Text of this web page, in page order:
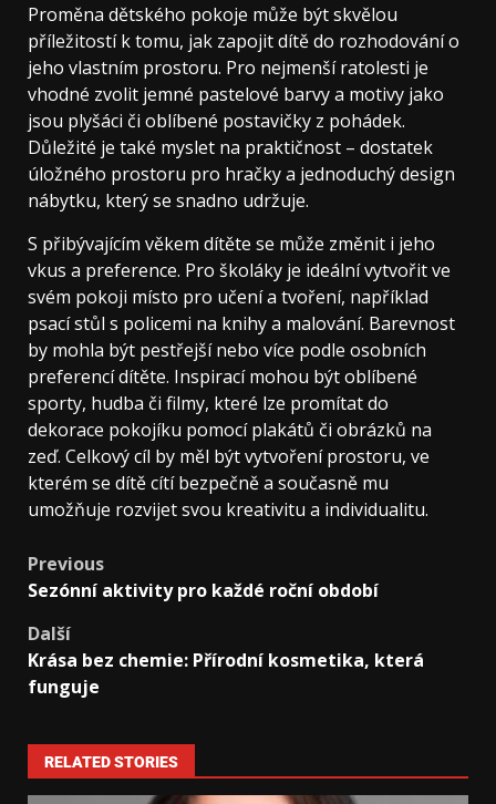
Proměna dětského pokoje může být skvělou
příležitostí k tomu, jak zapojit dítě do rozhodování o
jeho vlastním prostoru. Pro nejmenší ratolesti je
vhodné zvolit jemné pastelové barvy a motivy jako
jsou plyšáci či oblíbené postavičky z pohádek.
Důležité je také myslet na praktičnost – dostatek
úložného prostoru pro hračky a jednoduchý design
nábytku, který se snadno udržuje.
S přibývajícím věkem dítěte se může změnit i jeho
vkus a preference. Pro školáky je ideální vytvořit ve
svém pokoji místo pro učení a tvoření, například
psací stůl s policemi na knihy a malování. Barevnost
by mohla být pestřejší nebo více podle osobních
preferencí dítěte. Inspirací mohou být oblíbené
sporty, hudba či filmy, které lze promítat do
dekorace pokojíku pomocí plakátů či obrázků na
zeď. Celkový cíl by měl být vytvoření prostoru, ve
kterém se dítě cítí bezpečně a současně mu
umožňuje rozvijet svou kreativitu a individualitu.
Previous
Sezónní aktivity pro každé roční období
Další
Krása bez chemie: Přírodní kosmetika, která
funguje
RELATED STORIES